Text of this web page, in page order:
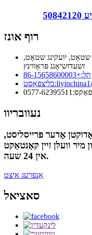
רוף אונז
שטאָט, יועקינג שטאָט,
זשעדזשיאַנג פּראָווינץ
תּל:+86-15658600003
בליצפּאָסט:
פאַקס: 0577-62395511
נעוובריוו
אָדער פּרייסליסט,
מיר וועלן זיין קאָנטאַקט
אין 24 שעה.
אָנפרעג איצט
סאציאל